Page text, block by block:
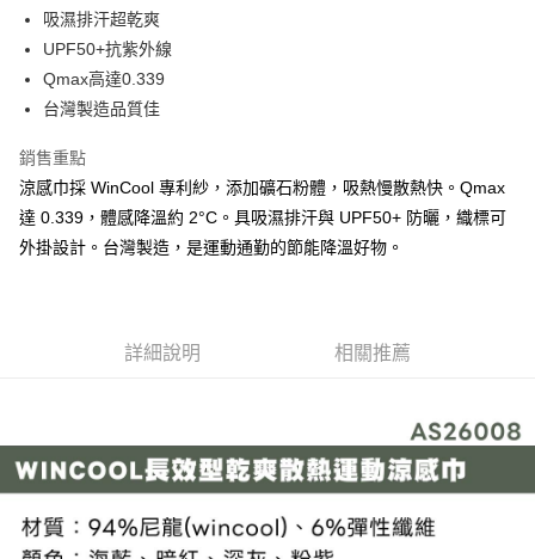
Google Pay
全盈+PAY
AFTEE先享後付
【關於「AFTEE先享後付」】
AFTEE先享後付是「在收到商品之後才付款」的支付方式。 讓您購物簡單
１．簡單：不需註冊會員、不需綁卡、不需儲值。
２．便利：只要手機號碼，簡訊認證，即可結帳。
結帳頁面，進行簡訊認證並確認金額後，即可完成結帳。
※ 請注意：結帳手續完成當下不需立刻繳費，但若您需要取消訂單，請聯絡
購買商品的店家。未經商家同意取消之訂單仍視為有效，需透過AFTEE先享
後付繳納相關費用。
是否繳費成功／繳費後需取消欲退款等相關疑問，請聯繫「AFTEE先享後付
客戶支援中心」 https://netprotections.freshdesk.com/support/home
ATM付款
運送方式
每筆NT$100，滿NT$799(含以上)免運費
免運費
吸濕排汗超乾爽
UPF50+抗紫外線
Qmax高達0.339
台灣製造品質佳
銷售重點
涼感巾採 WinCool 專利紗，添加礦石粉體，吸熱慢散熱快。Qmax
達 0.339，體感降溫約 2°C。具吸濕排汗與 UPF50+ 防曬，織標可
外掛設計。台灣製造，是運動通勤的節能降溫好物。
詳細說明 相關推薦